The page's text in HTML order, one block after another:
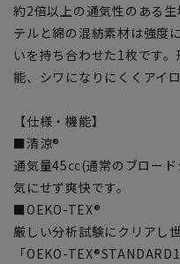
約2倍以上の通気性のある
テルと綿の混紡素材は強度
いを持ち合わせた1枚です
能、シワになりにくくアイ
【仕様・機能】
■清涼®
通気量45㏄(通常のブロー
気にせず爽快です。
■OEKO-TEX®
厳しい分析試験にクリアし
「OEKO-